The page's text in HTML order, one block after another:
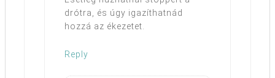
drótra, és úgy igazíthatnád
hozzá az ékezetet.
Reply